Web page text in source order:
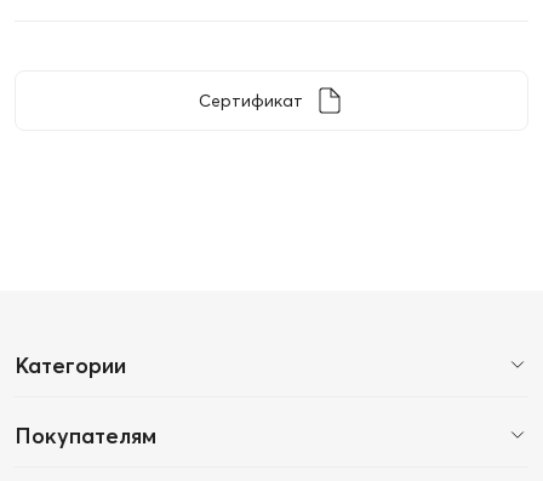
Сертификат
Категории
Покупателям